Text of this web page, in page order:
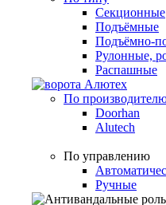
Секционные
Подъёмные
Подъёмно-
Рулонные,
Распашные
По
Doorhan
Alutech
По управлению
Ручные